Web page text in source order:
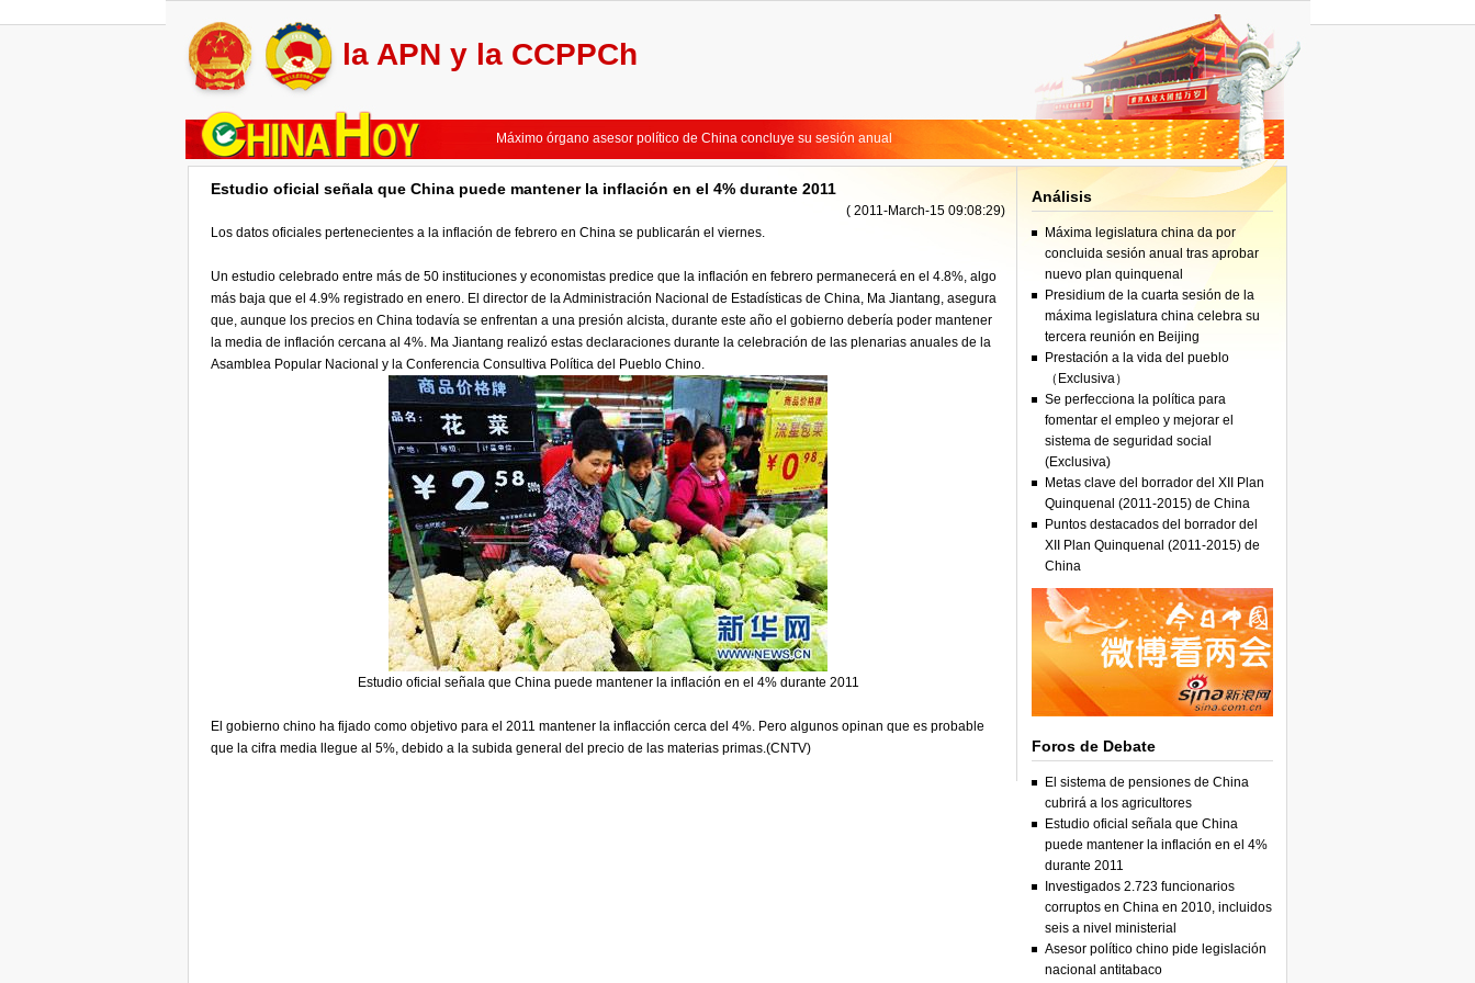
la APN y la CCPPCh
Máximo legislador chino elogia a periodistas por cubrir adecuadamente "dos sesiones"
Máximo órgano asesor político de China concluye su sesión anual
Máximo órgamo asesor político de China concluirá sesión anual
Líderes chinos se integran a deliberaciones de legisladores
No es fácil materializar crecimiento de 7% durante 2011-2015, dice premier chino
Máximo órgano asesor político de China concluye su sesión anual
Máximo órgamo asesor político de China concluirá sesión anual
Líderes chinos se integran a deliberaciones de legisladores
China pondrá mayor énfasis en el cumplimiento de la ley
Estudio oficial señala que China puede mantener la inflación en el 4% durante 2011
( 2011-March-15 09:08:29)
Los datos oficiales pertenecientes a la inflación de febrero en China se publicarán el viernes.
Un estudio celebrado entre más de 50 instituciones y economistas predice que la inflación en febrero permanecerá en el 4.8%, algo
más baja que el 4.9% registrado en enero. El director de la Administración Nacional de Estadísticas de China, Ma Jiantang, asegura
que, aunque los precios en China todavía se enfrentan a una presión alcista, durante este año el gobierno debería poder mantener
la media de inflación cercana al 4%. Ma Jiantang realizó estas declaraciones durante la celebración de las plenarias anuales de la
Asamblea Popular Nacional y la Conferencia Consultiva Política del Pueblo Chino.
Estudio oficial señala que China puede mantener la inflación en el 4% durante 2011
El gobierno chino ha fijado como objetivo para el 2011 mantener la inflacción cerca del 4%. Pero algunos opinan que es probable
que la cifra media llegue al 5%, debido a la subida general del precio de las materias primas.(CNTV)
Análisis
Máxima legislatura china da por
concluida sesión anual tras aprobar
nuevo plan quinquenal
Presidium de la cuarta sesión de la
máxima legislatura china celebra su
tercera reunión en Beijing
Prestación a la vida del pueblo
（Exclusiva）
Se perfecciona la política para
fomentar el empleo y mejorar el
sistema de seguridad social
(Exclusiva)
Metas clave del borrador del XII Plan
Quinquenal (2011-2015) de China
Puntos destacados del borrador del
XII Plan Quinquenal (2011-2015) de
China
Foros de Debate
El sistema de pensiones de China
cubrirá a los agricultores
Estudio oficial señala que China
puede mantener la inflación en el 4%
durante 2011
Investigados 2.723 funcionarios
corruptos en China en 2010, incluidos
seis a nivel ministerial
Asesor político chino pide legislación
nacional antitabaco